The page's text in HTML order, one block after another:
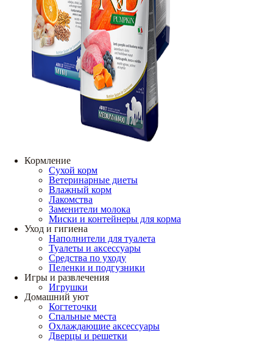
Кормление
Сухой корм
Ветеринарные диеты
Влажный корм
Лакомства
Заменители молока
Миски и контейнеры для корма
Уход и гигиена
Наполнители для туалета
Туалеты и аксессуары
Средства по уходу
Пеленки и подгузники
Игры и развлечения
Игрушки
Домашний уют
Когтеточки
Спальные места
Охлаждающие аксессуары
Дверцы и решетки